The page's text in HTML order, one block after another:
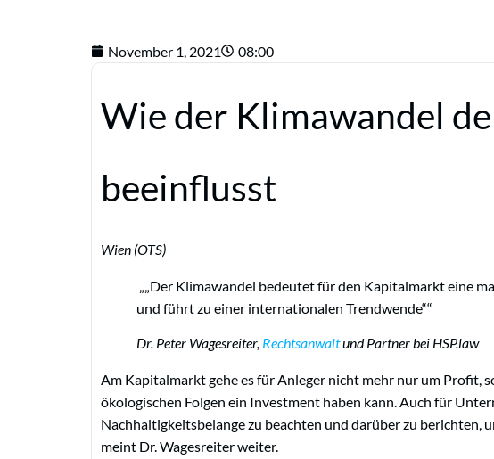
November 1, 2021 08:00
Wie der Klimawandel
beeinflusst
Wien (OTS)
„Der Klimawandel bedeutet für den Kapitalmarkt eine
und führt zu einer internationalen Trendwende“
Dr. Peter Wagesreiter, Rechtsanwaltund Partner bei HSP.law
Am Kapitalmarkt gehe es für Anleger nicht mehr nur um Profit,
ökologischen Folgen ein Investment haben kann. Auch für
Nachhaltigkeitsbelange zu beachten und darüber zu berichten,
meint Dr. Wagesreiter weiter.